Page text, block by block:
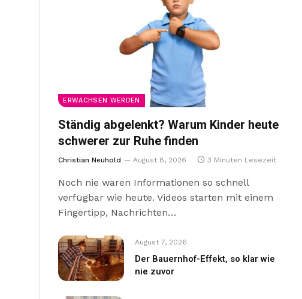
ERWACHSEN WERDEN
Ständig abgelenkt? Warum Kinder heute
schwerer zur Ruhe finden
Christian Neuhold August 8, 2026 3 Minuten Lesezeit
Noch nie waren Informationen so schnell
verfügbar wie heute. Videos starten mit einem
Fingertipp, Nachrichten…
August 7, 2026
Der Bauernhof-Effekt, so klar wie
nie zuvor